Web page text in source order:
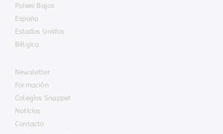
Países Bajos
España
Estados Unidos
Bélgica
Newsletter
Formación
Colegios Snappet
Noticias
Contacto